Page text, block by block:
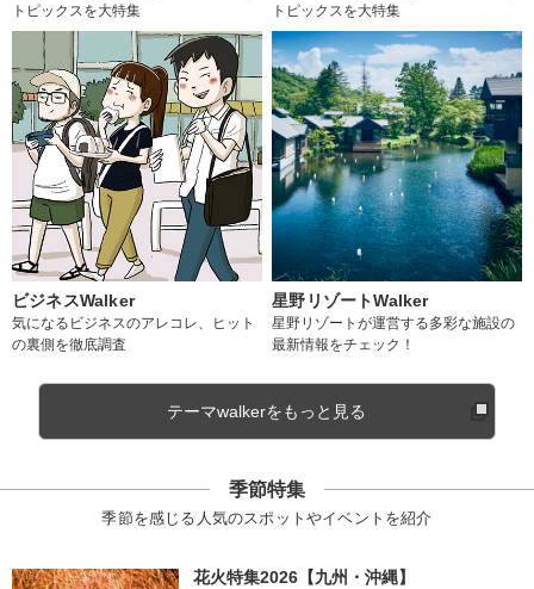
トピックスを大特集
トピックスを大特集
ビジネスWalker
気になるビジネスのアレコレ、ヒット
の裏側を徹底調査
星野リゾートWalker
星野リゾートが運営する多彩な施設の
最新情報をチェック！
テーマwalkerをもっと見る
季節特集
季節を感じる人気のスポットやイベントを紹介
花火特集2026【九州・沖縄】